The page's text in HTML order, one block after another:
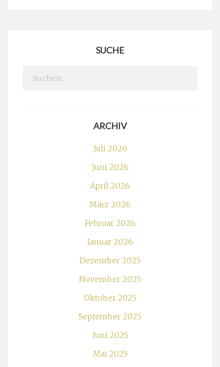
SUCHE
Search
ARCHIV
Juli 2026
Juni 2026
April 2026
März 2026
Februar 2026
Januar 2026
Dezember 2025
November 2025
Oktober 2025
September 2025
Juni 2025
Mai 2025